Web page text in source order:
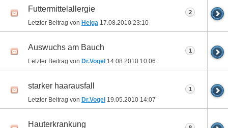
Futtermittelallergie
Letzter Beitrag von Helga 17.08.2010 23:10
2
Auswuchs am Bauch
Letzter Beitrag von Dr.Vogel 14.08.2010 10:06
1
starker haarausfall
Letzter Beitrag von Dr.Vogel 19.05.2010 14:07
1
Hauterkrankung